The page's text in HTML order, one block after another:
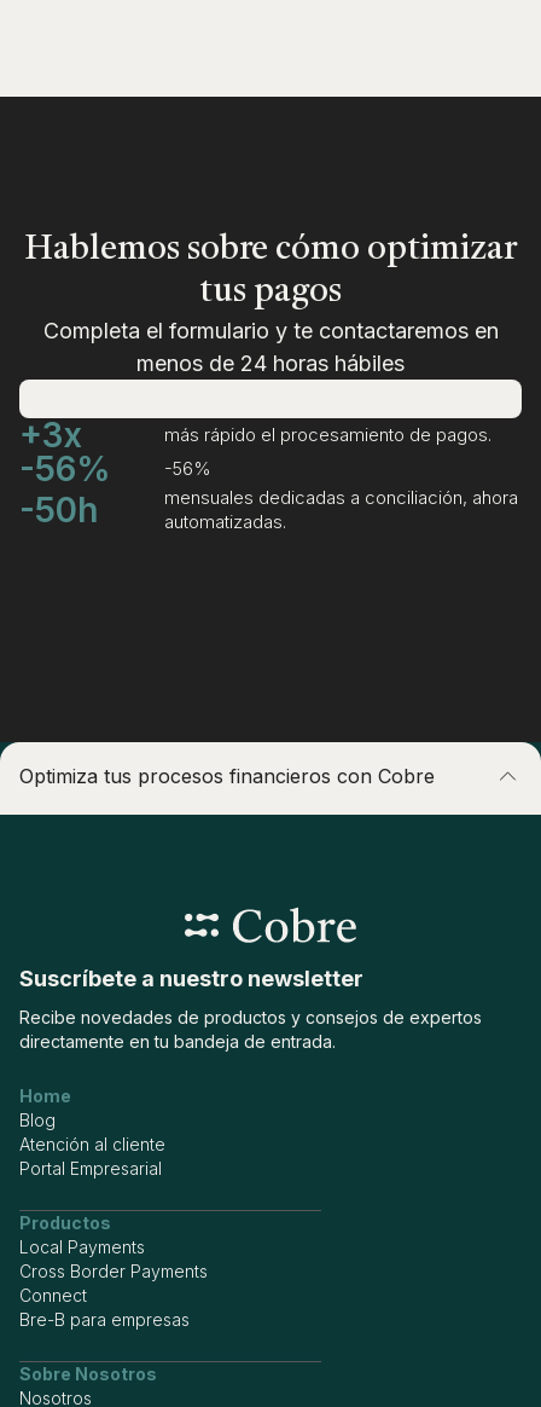
Hablemos sobre cómo optimizar
tus pagos
Completa el formulario y te contactaremos en
menos de 24 horas hábiles
+3x más rápido el procesamiento de pagos.
-56% -56%
-50h
mensuales dedicadas a conciliación, ahora
automatizadas.
Optimiza tus procesos financieros con Cobre
Suscríbete a nuestro newsletter
Recibe novedades de productos y consejos de expertos
directamente en tu bandeja de entrada.
Home
Blog
Atención al cliente
Portal Empresarial
Productos
Local Payments
Cross Border Payments
Connect
Bre-B para empresas
Sobre Nosotros
Nosotros